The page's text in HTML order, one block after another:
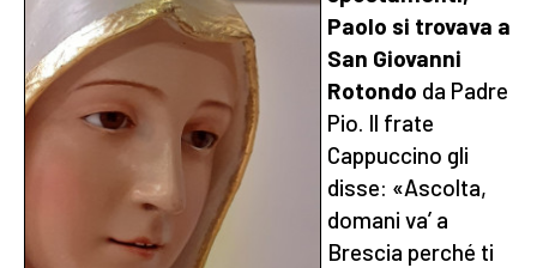
Paolo si trovava a
San Giovanni
Rotondo da Padre
Pio. Il frate
Cappuccino gli
disse: «Ascolta,
domani va’ a
Brescia perché ti